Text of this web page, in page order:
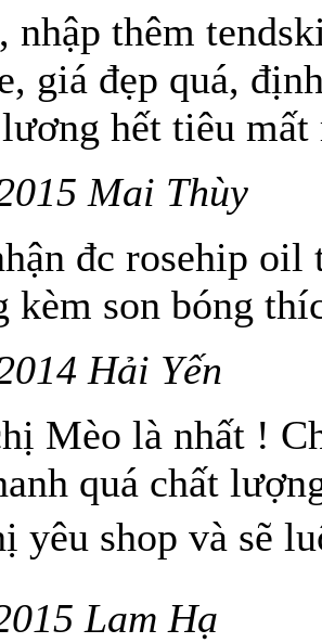
nhập thêm
giá đẹp quá,
hết tiêu
Mai Thùy
đc rosehip oil
kèm son bóng
Hải Yến
Mèo là nhất !
quá chất
yêu shop và sẽ
Lam Hạ